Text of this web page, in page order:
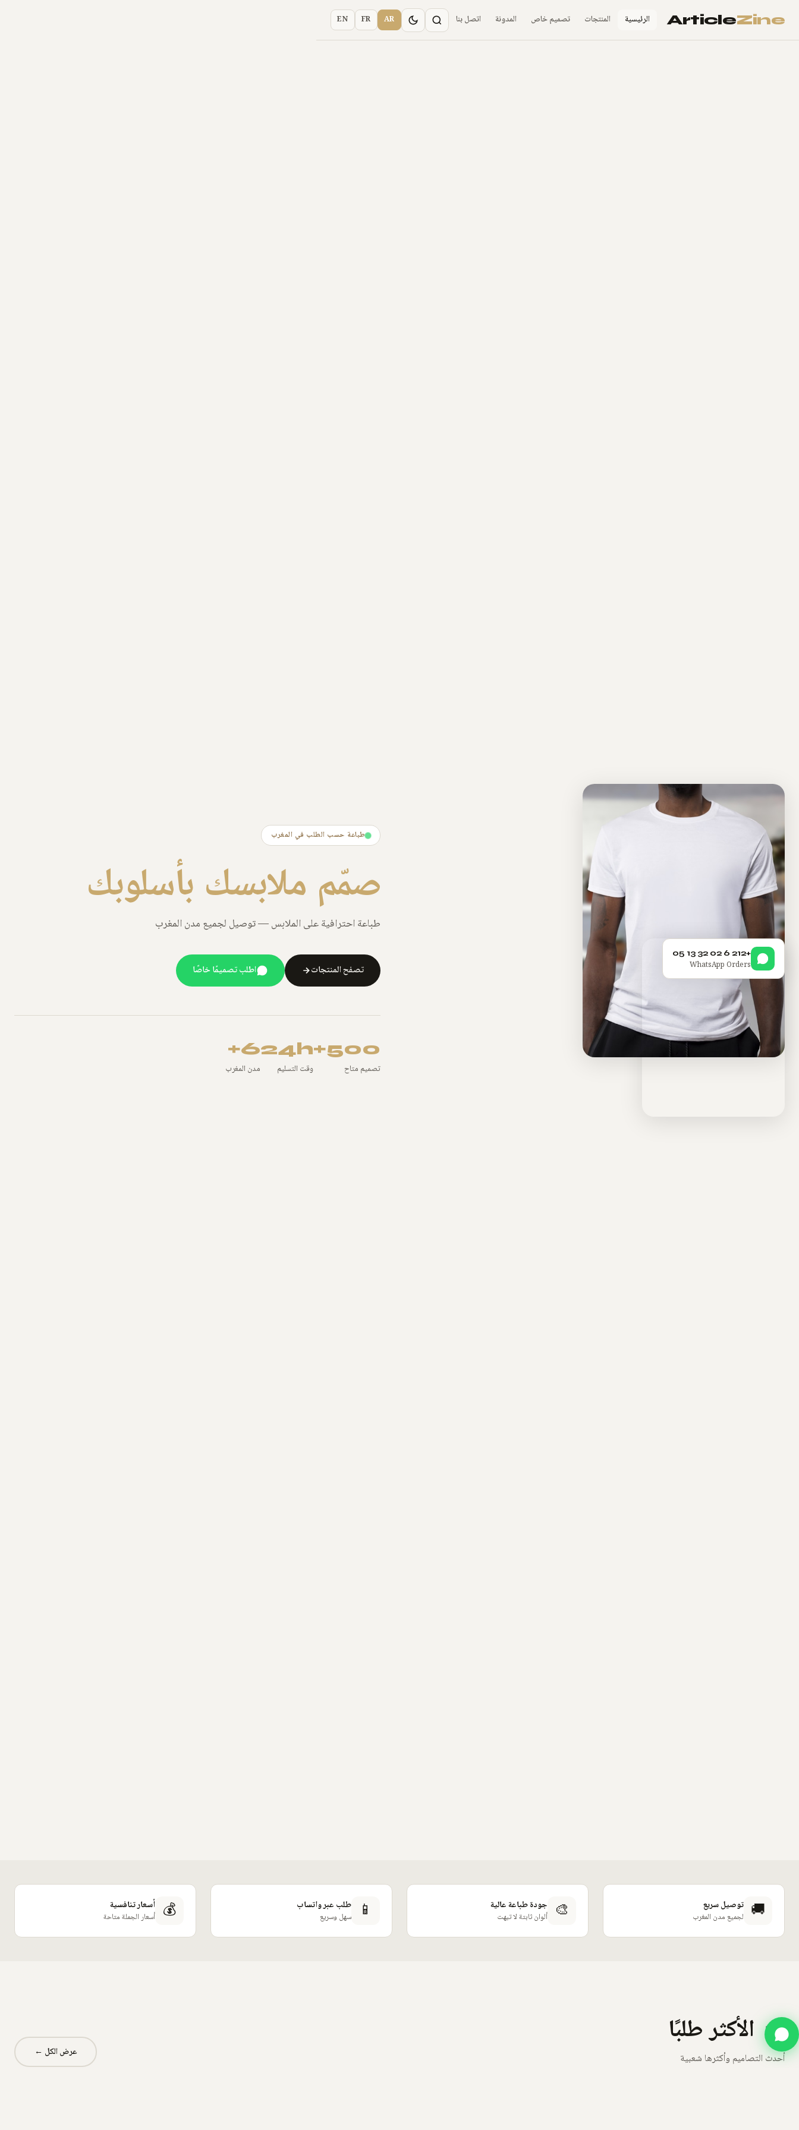
ArticleZine الرئيسية المنتجات تصميم خاص المدونة اتصل بنا AR
FR
EN
طباعة حسب الطلب في المغرب
صمّم ملابسك بأسلوبك
طباعة احترافية على الملابس — توصيل لجميع مدن المغرب
تصفح المنتجات اطلب تصميمًا خاصًا
500+
تصميم متاح
24h
وقت التسليم
6+
مدن المغرب
+212 6 02 32 13 05
WhatsApp Orders
🚚 توصيل سريع
لجميع مدن المغرب 🎨 جودة طباعة عالية
ألوان ثابتة لا تبهت 📱 طلب عبر واتساب
سهل وسريع 💰 أسعار تنافسية
أسعار الجملة متاحة
🔥 الأكثر طلبًا
أحدث التصاميم وأكثرها شعبية عرض الكل ←